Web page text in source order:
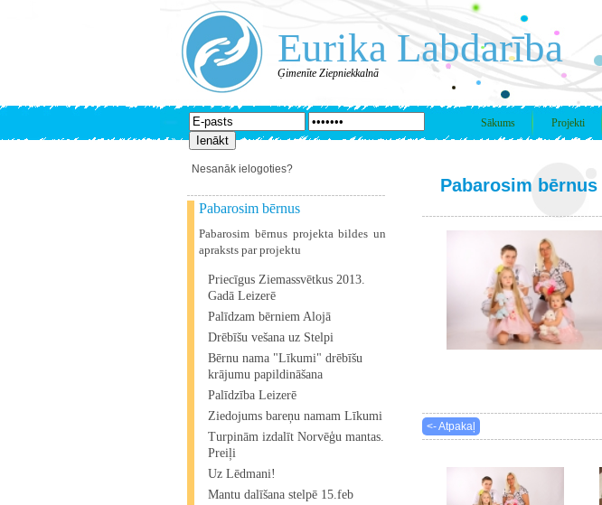
Eurika Labdarība
Ģimenīte Ziepniekkalnā
Sākums Projekti
Nesanāk ielogoties?
Pabarosim bērnus
Pabarosim bērnus projekta bildes un
apraksts par projektu
Priecīgus Ziemassvētkus 2013.
Gadā Leizerē
Palīdzam bērniem Alojā
Drēbīšu vešana uz Stelpi
Bērnu nama "Līkumi" drēbīšu
krājumu papildināšana
Palīdzība Leizerē
Ziedojums bareņu namam Līkumi
Turpinām izdalīt Norvēģu mantas.
Preiļi
Uz Lēdmani!
Mantu dalīšana stelpē 15.feb
Pabarosim bērnus
<- Atpakaļ